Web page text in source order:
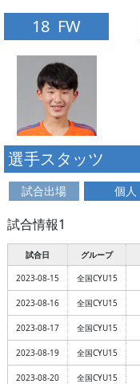
18 FW
選手スタッツ
試合出場 個人
試合情報1
試合日 グループ
2023-08-15 全国CYU15
2023-08-16 全国CYU15
2023-08-17 全国CYU15
2023-08-19 全国CYU15
2023-08-20 全国CYU15